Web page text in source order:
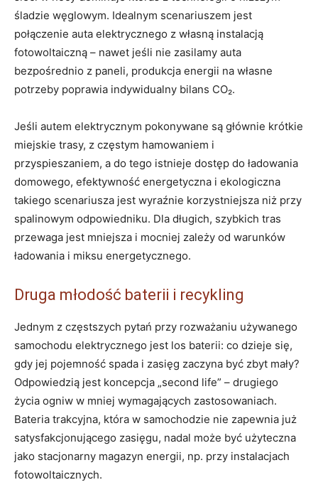
śladzie węglowym. Idealnym scenariuszem jest
połączenie auta elektrycznego z własną instalacją
fotowoltaiczną – nawet jeśli nie zasilamy auta
bezpośrednio z paneli, produkcja energii na własne
potrzeby poprawia indywidualny bilans CO₂.
Jeśli autem elektrycznym pokonywane są głównie krótkie
miejskie trasy, z częstym hamowaniem i
przyspieszaniem, a do tego istnieje dostęp do ładowania
domowego, efektywność energetyczna i ekologiczna
takiego scenariusza jest wyraźnie korzystniejsza niż przy
spalinowym odpowiedniku. Dla długich, szybkich tras
przewaga jest mniejsza i mocniej zależy od warunków
ładowania i miksu energetycznego.
Druga młodość baterii i recykling
Jednym z częstszych pytań przy rozważaniu używanego
samochodu elektrycznego jest los baterii: co dzieje się,
gdy jej pojemność spada i zasięg zaczyna być zbyt mały?
Odpowiedzią jest koncepcja „second life” – drugiego
życia ogniw w mniej wymagających zastosowaniach.
Bateria trakcyjna, która w samochodzie nie zapewnia już
satysfakcjonującego zasięgu, nadal może być użyteczna
jako stacjonarny magazyn energii, np. przy instalacjach
fotowoltaicznych.